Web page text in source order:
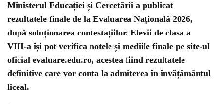
Ministerul Educației și Cercetării a publicat
rezultatele finale de la Evaluarea Națională 2026,
după soluționarea contestațiilor. Elevii de clasa a
VIII-a își pot verifica notele și mediile finale pe site-ul
oficial evaluare.edu.ro, acestea fiind rezultatele
definitive care vor conta la admiterea în învățământul
liceal.